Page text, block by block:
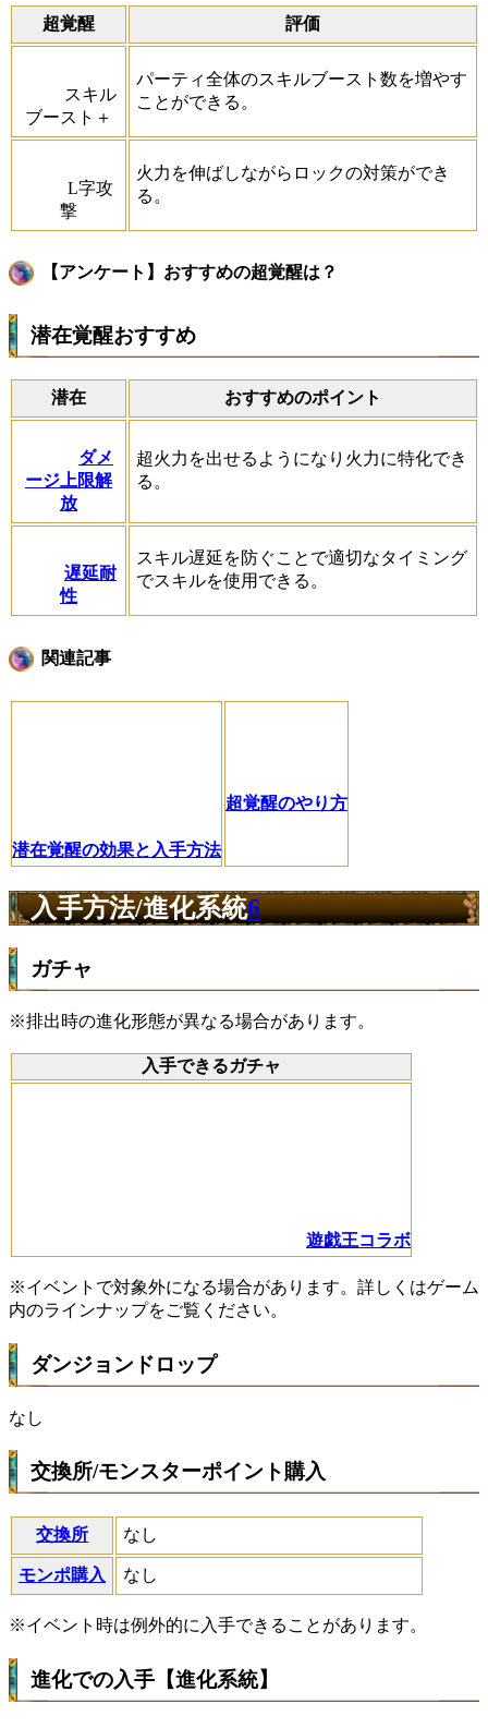
超覚醒 評価
スキル
ブースト＋
パーティ全体のスキルブースト数を増やす
ことができる。
L字攻
撃
火力を伸ばしながらロックの対策ができ
る。
【アンケート】おすすめの超覚醒は？
潜在覚醒おすすめ
潜在 おすすめのポイント
ダメ
ージ上限解
放
超火力を出せるようになり火力に特化でき
る。
遅延耐
性
スキル遅延を防ぐことで適切なタイミング
でスキルを使用できる。
関連記事
潜在覚醒の効果と入手方法
超覚醒のやり方
入手方法/進化系統6
ガチャ
※排出時の進化形態が異なる場合があります。
入手できるガチャ
遊戯王コラボ
※イベントで対象外になる場合があります。詳しくはゲーム
内のラインナップをご覧ください。
ダンジョンドロップ
なし
交換所/モンスターポイント購入
交換所 なし
モンポ購入 なし
※イベント時は例外的に入手できることがあります。
進化での入手【進化系統】